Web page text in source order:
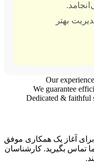
بهتر
Our
We guarantee
Dedicated & faithful
آغاز یک همکاری موفق
تماس بگیرید. کارشناسان